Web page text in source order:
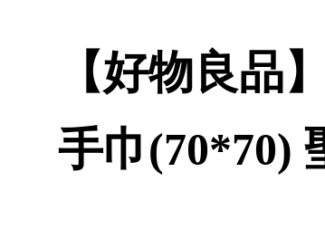
【好物良品
手巾(70*70)